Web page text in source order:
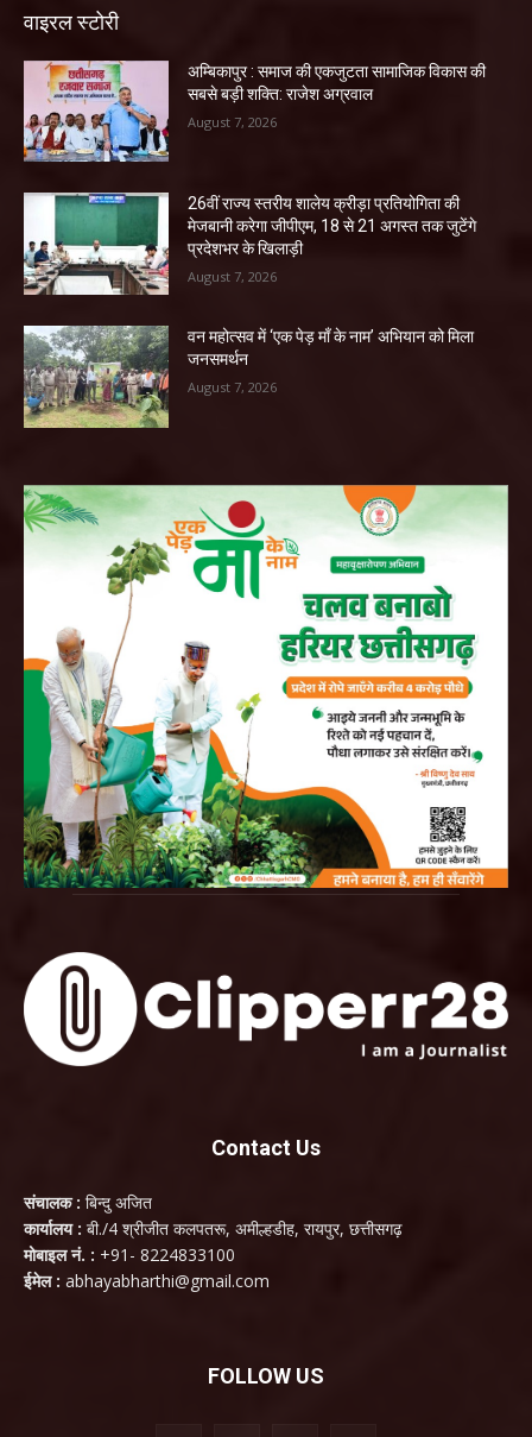
वाइरल स्टोरी
अम्बिकापुर : समाज की एकजुटता सामाजिक विकास की
सबसे बड़ी शक्ति: राजेश अग्रवाल
August 7, 2026
26वीं राज्य स्तरीय शालेय क्रीड़ा प्रतियोगिता की
मेजबानी करेगा जीपीएम, 18 से 21 अगस्त तक जुटेंगे
प्रदेशभर के खिलाड़ी
August 7, 2026
वन महोत्सव में ‘एक पेड़ माँ के नाम’ अभियान को मिला
जनसमर्थन
August 7, 2026
Contact Us
संचालक : बिन्दु अजित
कार्यालय : बी./4 श्रीजीत कलपतरू, अमील्हडीह, रायपुर, छत्तीसगढ़
मोबाइल नं. : +91- 8224833100
ईमेल : abhayabharthi@gmail.com
FOLLOW US